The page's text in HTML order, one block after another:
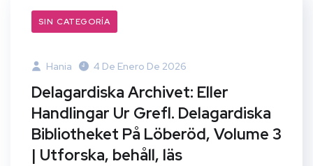
SIN CATEGORÍA
Hania 4 De Enero De 2026
Delagardiska Archivet: Eller
Handlingar Ur Grefl. Delagardiska
Bibliotheket På Löberöd, Volume 3
| Utforska, behåll, läs